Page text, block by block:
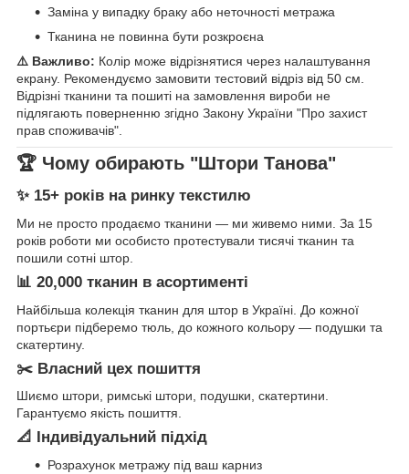
Заміна у випадку браку або неточності метража
Тканина не повинна бути розкроєна
⚠️ Важливо: Колір може відрізнятися через налаштування
екрану. Рекомендуємо замовити тестовий відріз від 50 см.
Відрізні тканини та пошиті на замовлення вироби не
підлягають поверненню згідно Закону України "Про захист
прав споживачів".
🏆 Чому обирають "Штори Танова"
✨ 15+ років на ринку текстилю
Ми не просто продаємо тканини — ми живемо ними. За 15
років роботи ми особисто протестували тисячі тканин та
пошили сотні штор.
📊 20,000 тканин в асортименті
Найбільша колекція тканин для штор в Україні. До кожної
портьєри підберемо тюль, до кожного кольору — подушки та
скатертину.
✂️ Власний цех пошиття
Шиємо штори, римські штори, подушки, скатертини.
Гарантуємо якість пошиття.
📐 Індивідуальний підхід
Розрахунок метражу під ваш карниз